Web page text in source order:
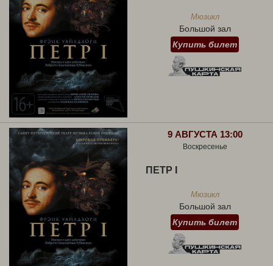
Мюзикл
Большой зал
Купить билет
9 АВГУСТА 13:00
Воскресенье
ПЕТР I
Мюзикл
Большой зал
Купить билет